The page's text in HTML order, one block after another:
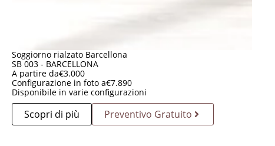
Soggiorno rialzato Barcellona
SB 003 - BARCELLONA
A partire da€3.000
Configurazione in foto a€7.890
Disponibile in varie configurazioni
Scopri di più Preventivo Gratuito